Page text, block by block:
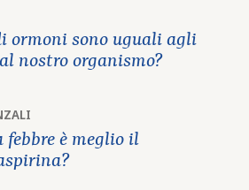
ormoni sono uguali agli
nostro organismo?
febbre è meglio il